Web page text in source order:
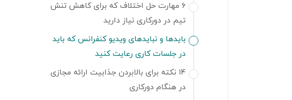
۶ مهارت حل اختلاف که برای کاهش تنش
تیم در دورکاری نیاز دارید
باید‌ها و نباید‌های ویدیو کنفرانس که باید
در جلسات کاری رعایت کنید
۱۴ نکته برای بالابردن جذابیت ارائه مجازی
در هنگام دورکاری